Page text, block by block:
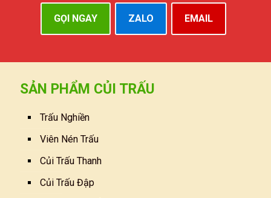
GỌI NGAY ZALO EMAIL
SẢN PHẨM CỦI TRẤU
Trấu Nghiền
Viên Nén Trấu
Củi Trấu Thanh
Củi Trấu Đập